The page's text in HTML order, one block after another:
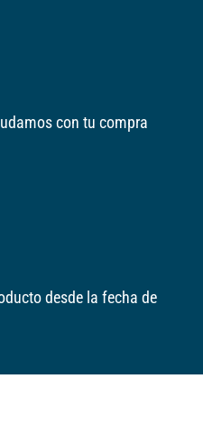
con tu compra
desde la fecha de